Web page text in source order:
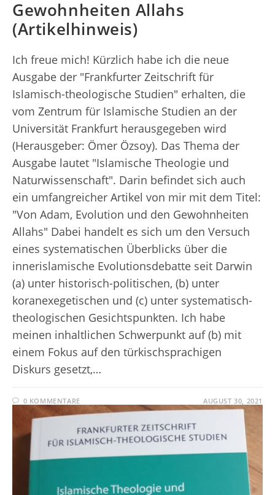
Gewohnheiten Allahs
(Artikelhinweis)
Ich freue mich! Kürzlich habe ich die neue
Ausgabe der "Frankfurter Zeitschrift für
Islamisch-theologische Studien" erhalten, die
vom Zentrum für Islamische Studien an der
Universität Frankfurt herausgegeben wird
(Herausgeber: Ömer Özsoy). Das Thema der
Ausgabe lautet "Islamische Theologie und
Naturwissenschaft". Darin befindet sich auch
ein umfangreicher Artikel von mir mit dem Titel:
"Von Adam, Evolution und den Gewohnheiten
Allahs" Dabei handelt es sich um den Versuch
eines systematischen Überblicks über die
innerislamische Evolutionsdebatte seit Darwin
(a) unter historisch-politischen, (b) unter
koranexegetischen und (c) unter systematisch-
theologischen Gesichtspunkten. Ich habe
meinen inhaltlichen Schwerpunkt auf (b) mit
einem Fokus auf den türkischsprachigen
Diskurs gesetzt,…
0 KOMMENTARE AUGUST 30, 2021